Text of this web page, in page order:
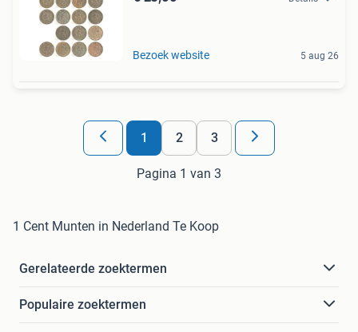
Bezoek website 5 aug 26
1 2 3
Pagina 1 van 3
1 Cent Munten in Nederland Te Koop
Gerelateerde zoektermen
Populaire zoektermen